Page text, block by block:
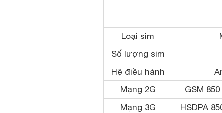
Loại sim
Số lượng sim
Hệ điều hành
Mạng 2G
GSM
Mạng 3G
HSDPA